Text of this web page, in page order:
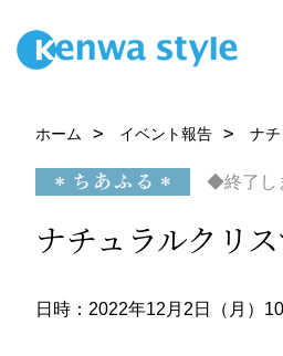
ホーム イベント報告 ナ
◆終了し
ナチュラルクリ
日時：2022年12月2日（月）